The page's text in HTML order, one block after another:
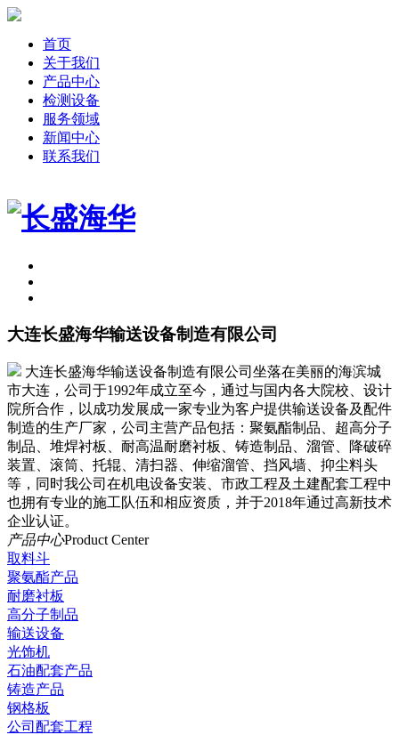
首页
关于我们
产品中心
检测设备
服务领域
新闻中心
联系我们
大连长盛海华输送设备制造有限公司
大连长盛海华输送设备制造有限公司坐落在美丽的海滨城
市大连，公司于1992年成立至今，通过与国内各大院校、设计
院所合作，以成功发展成一家专业为客户提供输送设备及配件
制造的生产厂家，公司主营产品包括：聚氨酯制品、超高分子
制品、堆焊衬板、耐高温耐磨衬板、铸造制品、溜管、降破碎
装置、滚筒、托辊、清扫器、伸缩溜管、挡风墙、抑尘料头
等，同时我公司在机电设备安装、市政工程及土建配套工程中
也拥有专业的施工队伍和相应资质，并于2018年通过高新技术
企业认证。
产品中心Product Center
取料斗
聚氨酯产品
耐磨衬板
高分子制品
输送设备
光饰机
石油配套产品
铸造产品
钢格板
公司配套工程